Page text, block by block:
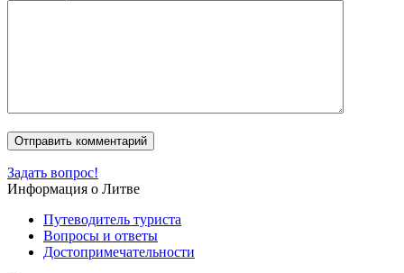
Задать вопрос!
Информация о Литве
Путеводитель туриста
Вопросы и ответы
Достопримечательности